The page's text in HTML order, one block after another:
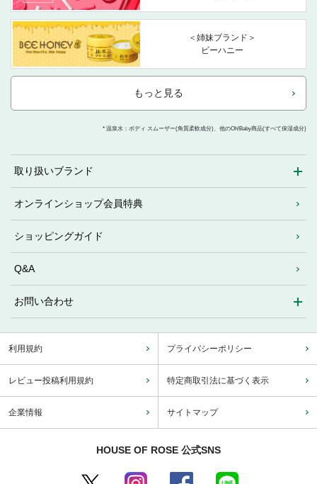
＜姉妹ブランド＞
ビーハニー
もっと見る
* 温泉水：ボディ スムーザー(角質柔軟成分)、他のOh!Baby商品(すべて保湿成分)
取り扱いブランド
オンラインショップ会員特典
ショッピングガイド
Q&A
お問い合わせ
利用規約 プライバシーポリシー
レビュー投稿利用規約 特定商取引法に基づく表示
企業情報 サイトマップ
HOUSE OF ROSE 公式SNS